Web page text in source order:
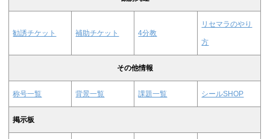
勧誘チケット 補助チケット 4分教
リセマラのやり
方
その他情報
称号一覧 背景一覧 課題一覧 シールSHOP
掲示板